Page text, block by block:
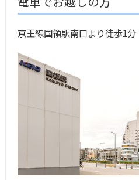
京王線国領駅南口より徒歩1分